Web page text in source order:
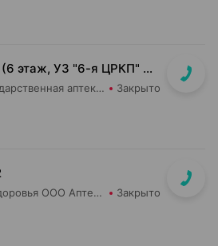
ул. Ульяновская, д. 5 (6 этаж, УЗ "6-я ЦРКП" Ленинского района)
БелЛекоЦентр РУП Государственная аптека №6 Закрыто
АстраФарма Кладовая здоровья ООО Аптека №10 Закрыто